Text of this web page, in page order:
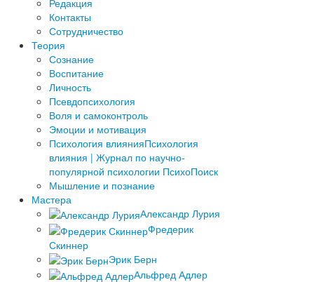
Редакция
­Контакты
Сотрудничество
Теория
Сознание
Воспитание
Личность
Псевдопсихология
Воля и самоконтроль
Эмоции и мотивация
Психология влиянияПсихология
влияния | Журнал по научно-
популярной психологии ПсихоПоиск
Мышление и познание
Мастера
Александр Лурия
Фредерик
Скиннер
Эрик Берн
Альфред Адлер